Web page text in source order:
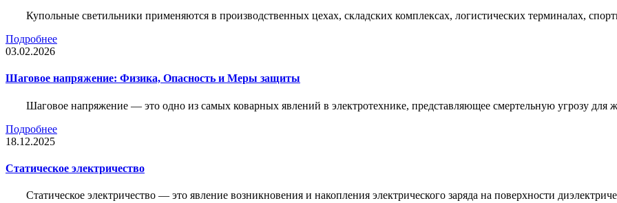
Купольные светильники применяются в производственных цехах, складских комплексах, логистических терминалах,
Подробнее
03.02.2026
Шаговое напряжение: Физика, Опасность и Меры защиты
Шаговое напряжение — это одно из самых коварных явлений в электротехнике, представляющее смертельную угрозу для
Подробнее
18.12.2025
Статическое электричество
Статическое электричество — это явление возникновения и накопления электрического заряда на поверхности